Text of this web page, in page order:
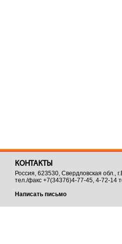
КОНТАКТЫ
Россия, 623530, Свердловская обл.,
тел./факс +7(34376)4-77-45, 4-72-14
Написать письмо